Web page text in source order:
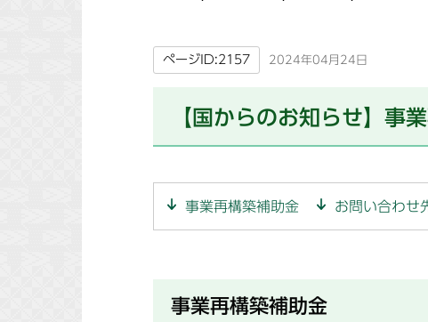
ページID:2157 2024年04月24日
【国からのお知らせ】事
事業再構築補助金 お問い合わせ
事業再構築補助金